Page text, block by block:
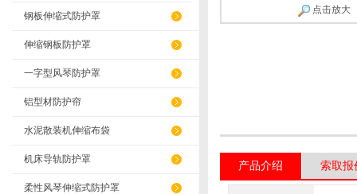
钢板伸缩式防护罩
伸缩钢板防护罩
一字型风琴防护罩
铝型材防护帘
水泥散装机伸缩布袋
机床导轨防护罩
柔性风琴伸缩式防护罩
点击放大
产品介绍 索取报